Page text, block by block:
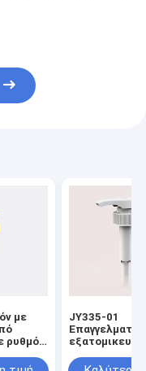
με
ρυθμό
για
JY335-01
πλαστική